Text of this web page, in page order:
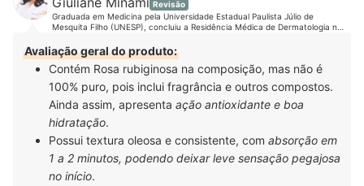
Revisão
Graduada em Medicina pela Universidade Estadual Paulista Júlio de
Mesquita Filho (UNESP), concluiu a Residência Médica de Dermatologia na
Sociedade Brasileira de Dermatologia (SBD). É mestra, também pela UNESP,
na área de Tricologia. Como sempre acreditou na importância do cabelo na
identidade e na autoestima das pessoas, principalmente, das mulheres, sua
tese teve como foco a alopecia de padrão feminino. Com uma ampla
formação na área clínica, cirúrgica e estética, a médica está em busca
constante por conhecimento e atualizações em congressos e cursos.
Acompanhe a Dra. Giuliane no Instagram, Youtube, Facebook, LinkedIn e
em seu site.
Avaliação geral do produto:
Contém Rosa rubiginosa na composição, mas não é
100% puro, pois inclui fragrância e outros compostos.
Ainda assim, apresenta ação antioxidante e boa
hidratação.
Possui textura oleosa e consistente, com absorção em
1 a 2 minutos, podendo deixar leve sensação pegajosa
no início.